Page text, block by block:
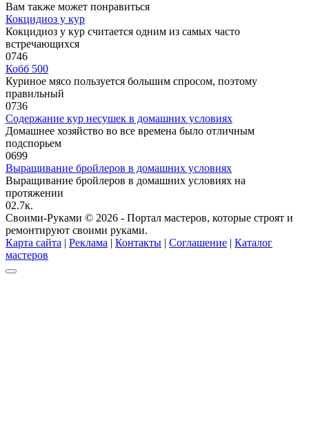
Вам также может понравиться
Кокцидиоз у кур
Кокцидиоз у кур считается одним из самых часто
встречающихся
0746
Кобб 500
Куриное мясо пользуется большим спросом, поэтому
правильный
0736
Содержание кур несушек в домашних условиях
Домашнее хозяйство во все времена было отличным
подспорьем
0699
Выращивание бройлеров в домашних условиях
Выращивание бройлеров в домашних условиях на
протяжении
02.7к.
Своими-Руками © 2026 - Портал мастеров, которые строят и
ремонтируют своими руками.
Карта сайта | Реклама | Контакты | Соглашение | Каталог
мастеров